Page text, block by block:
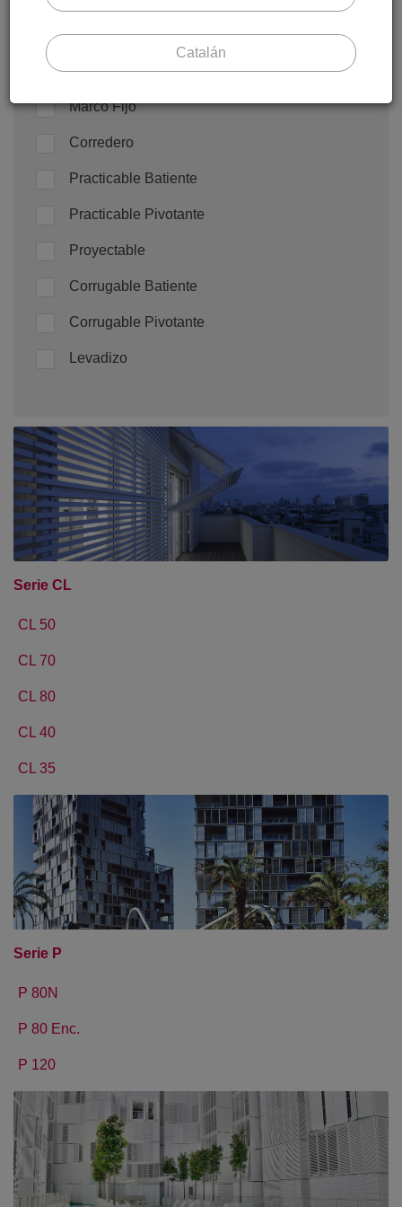
Tipo de Aplicación
Paramento
Marco Fijo
Corredero
Practicable Batiente
Practicable Pivotante
Proyectable
Corrugable Batiente
Corrugable Pivotante
Levadizo
Serie CL
CL 50
CL 70
CL 80
CL 40
CL 35
Serie P
P 80N
P 80 Enc.
P 120
Catalán